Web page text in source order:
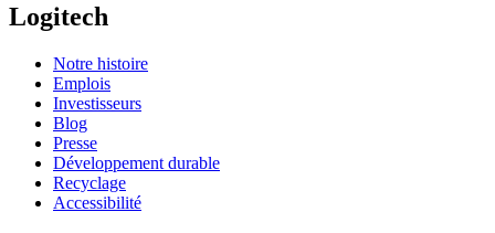
Logitech
Notre histoire
Emplois
Investisseurs
Blog
Presse
Développement durable
Recyclage
Accessibilité